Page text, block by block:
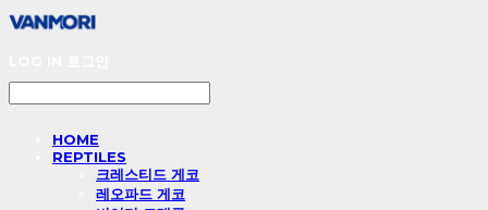
HOME
REPTILES
크레스티드 게코
레오파드 게코